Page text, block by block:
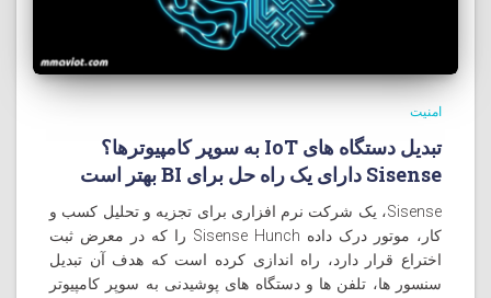
امنیت
تبدیل دستگاه های IoT به سوپر کامپيوترها؟
Sisense دارای یک راه حل برای BI بهتر است
Sisense، یک شرکت نرم افزاری برای تجزیه و تحلیل کسب و
کار، موتور درک داده Sisense Hunch را که در معرض ثبت
اختراع قرار دارد، راه اندازی کرده است که هدف آن تبدیل
سنسور ها، تلفن ها و دستگاه های پوشیدنی به سوپر کامپیوتر